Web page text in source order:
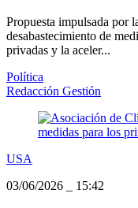
Propuesta impulsada por
desabastecimiento de
privadas y la aceler...
Política
Redacción Gestión
USA
03/06/2026
15:42